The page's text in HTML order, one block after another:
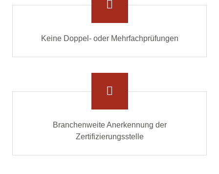
Keine Doppel- oder Mehrfachprüfungen
Branchenweite Anerkennung der
Zertifizierungsstelle